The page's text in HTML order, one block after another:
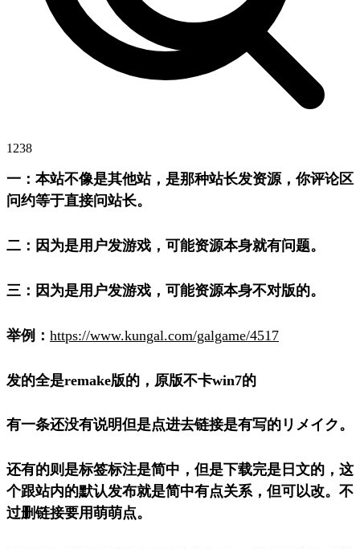
1238
一：本站不像是其他站，是那种站长发资源，你评论区
问约等于直接问站长。
二：因为是用户发游戏，可能资源本身就有问题。
三：因为是用户发游戏，可能资源本身不对版的。
举例： https://www.kungal.com/galgame/4517
发的全是remake版的，原版不卡win7的
有一条还没有说明但是点进去链接是有写的リメイク。
还有的则是标签标注是简中，但是下载完是日文的，这
个跟站内的默认发布就是简中有点关系，但可以改。不
过删链接要用萌萌点。